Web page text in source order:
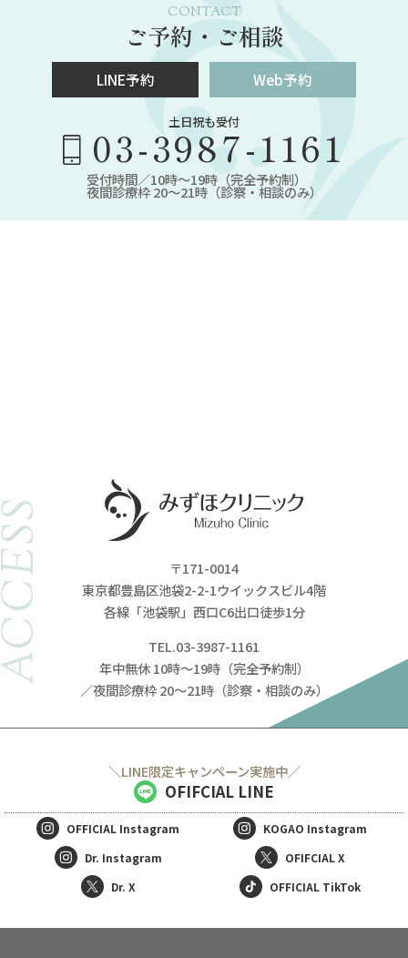
CONTACT
ご予約・ご相談
LINE予約 Web予約
土日祝も受付
03-3987-1161
受付時間／10時～19時（完全予約制）
夜間診療枠 20～21時（診察・相談のみ）
〒171-0014
東京都豊島区池袋2-2-1ウイックスビル4階
各線「池袋駅」西口C6出口徒歩1分
TEL.03-3987-1161
年中無休 10時～19時（完全予約制）
／夜間診療枠 20～21時（診察・相談のみ）
＼LINE限定キャンペーン実施中／
OFIFCIAL LINE
OFFICIAL Instagram KOGAO Instagram
Dr. Instagram
OFIFCIAL X
Dr. X
OFFICIAL TikTok